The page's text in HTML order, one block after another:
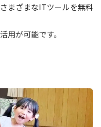
まざまなITツールを無料
用が可能です。